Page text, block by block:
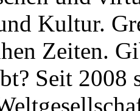
Kultur.
Zeiten.
Seit 2008